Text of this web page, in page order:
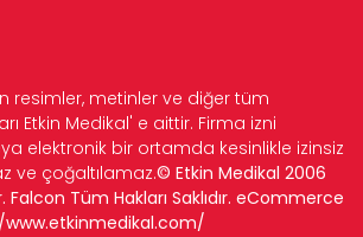
resimler, metinler ve diğer tüm
Etkin Medikal' e aittir. Firma izni
elektronik bir ortamda kesinlikle izinsiz
ve çoğaltılamaz.© Etkin Medikal 2006
Tüm Hakları Saklıdır. eCommerce